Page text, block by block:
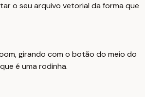
o seu arquivo vetorial da forma que
girando com o botão do meio do
é uma rodinha.